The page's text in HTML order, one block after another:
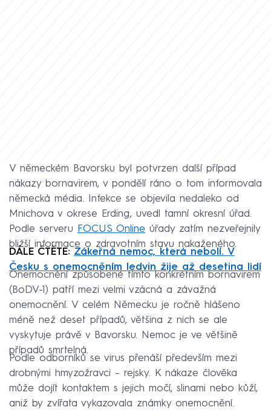
V německém Bavorsku byl potvrzen další případ
nákazy bornavirem, v pondělí ráno o tom informovala
německá média. Infekce se objevila nedaleko od
Mnichova v okrese Erding, uvedl tamní okresní úřad.
Podle serveru FOCUS Online úřady zatím nezveřejnily
bližší informace o zdravotním stavu nakaženého.
DÁLE ČTĚTE: Zákeřná nemoc, která nebolí. V
Česku s onemocněním ledvin žije až desetina lidí
Onemocnění způsobené tímto konkrétním bornavirem
(BoDV-1) patří mezi velmi vzácná a závažná
onemocnění. V celém Německu je ročně hlášeno
méně než deset případů, většina z nich se ale
vyskytuje právě v Bavorsku. Nemoc je ve většině
případů smrtelná.
Podle odborníků se virus přenáší především mezi
drobnými hmyzožravci – rejsky. K nákaze člověka
může dojít kontaktem s jejich močí, slinami nebo kůží,
aniž by zvířata vykazovala známky onemocnění.